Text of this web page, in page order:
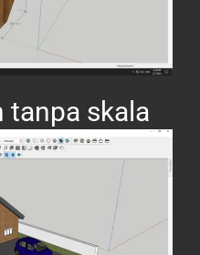
tanpa skala